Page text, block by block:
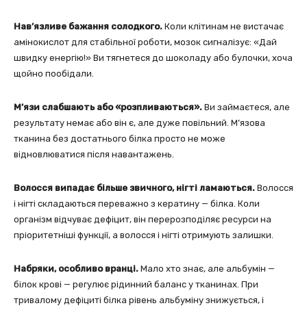
Нав’язливе бажання солодкого. Коли клітинам не вистачає
амінокислот для стабільної роботи, мозок сигналізує: «Дай
швидку енергію!» Ви тягнетеся до шоколаду або булочки, хоча
щойно пообідали.
М’язи слабшають або «розпливаються». Ви займаєтеся, але
результату немає або він є, але дуже повільний. М’язова
тканина без достатнього білка просто не може
відновлюватися після навантажень.
Волосся випадає більше звичного, нігті ламаються. Волосся
і нігті складаються переважно з кератину — білка. Коли
організм відчуває дефіцит, він перерозподіляє ресурси на
пріоритетніші функції, а волосся і нігті отримують залишки.
Набряки, особливо вранці. Мало хто знає, але альбумін —
білок крові — регулює рідинний баланс у тканинах. При
тривалому дефіциті білка рівень альбуміну знижується, і